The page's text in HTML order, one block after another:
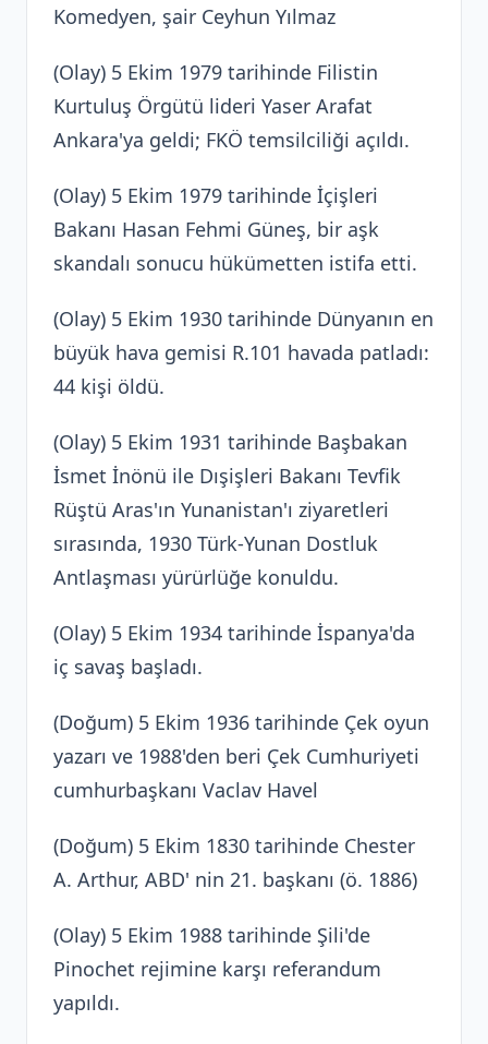
Komedyen, şair Ceyhun Yılmaz
(Olay) 5 Ekim 1979 tarihinde Filistin
Kurtuluş Örgütü lideri Yaser Arafat
Ankara'ya geldi; FKÖ temsilciliği açıldı.
(Olay) 5 Ekim 1979 tarihinde İçişleri
Bakanı Hasan Fehmi Güneş, bir aşk
skandalı sonucu hükümetten istifa etti.
(Olay) 5 Ekim 1930 tarihinde Dünyanın en
büyük hava gemisi R.101 havada patladı:
44 kişi öldü.
(Olay) 5 Ekim 1931 tarihinde Başbakan
İsmet İnönü ile Dışişleri Bakanı Tevfik
Rüştü Aras'ın Yunanistan'ı ziyaretleri
sırasında, 1930 Türk-Yunan Dostluk
Antlaşması yürürlüğe konuldu.
(Olay) 5 Ekim 1934 tarihinde İspanya'da
iç savaş başladı.
(Doğum) 5 Ekim 1936 tarihinde Çek oyun
yazarı ve 1988'den beri Çek Cumhuriyeti
cumhurbaşkanı Vaclav Havel
(Doğum) 5 Ekim 1830 tarihinde Chester
A. Arthur, ABD' nin 21. başkanı (ö. 1886)
(Olay) 5 Ekim 1988 tarihinde Şili'de
Pinochet rejimine karşı referandum
yapıldı.